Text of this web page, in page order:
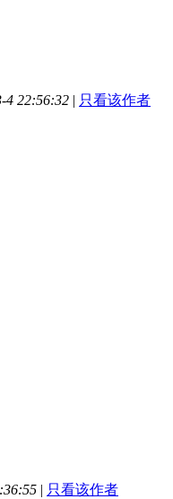
4 22:56:32 | 只看该作者
| 只看该作者